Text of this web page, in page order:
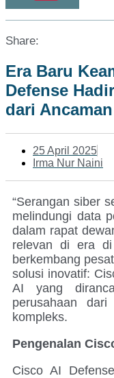
Share:
Era Baru
Defense
dari
25 April 2025
Irma Nur Naini
“Serangan siber
melindungi data
dalam rapat
relevan di era
berkembang
solusi inovatif:
AI yang
perusahaan
kompleks.
Pengenalan
Cisco AI